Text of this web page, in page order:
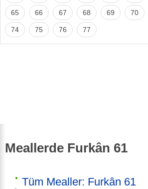
65 66 67 68 69 70
74 75 76 77
Meallerde Furkân 61
Tüm Mealler: Furkân 61